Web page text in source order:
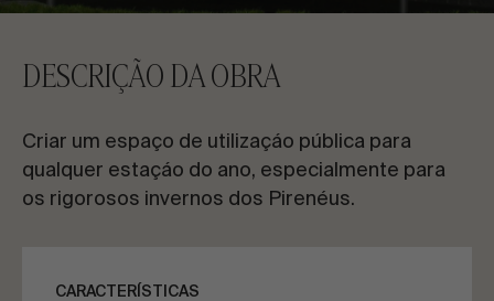
CONTACTE-NOS
DESCRIÇÃO DA OBRA
Criar um espaço de utilizaçáo pública para
qualquer estaçáo do ano, especialmente para
os rigorosos invernos dos Pirenéus.
CARACTERÍSTICAS